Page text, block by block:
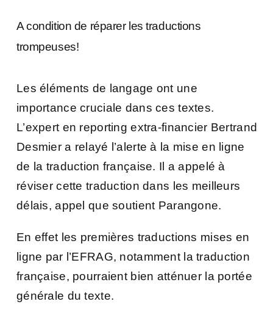
A condition de réparer les traductions
trompeuses!
Les éléments de langage ont une
importance cruciale dans ces textes.
L’expert en reporting extra-financier Bertrand
Desmier a relayé l’alerte à la mise en ligne
de la traduction française. Il a appelé à
réviser cette traduction dans les meilleurs
délais, appel que soutient Parangone.
En effet les premières traductions mises en
ligne par l’EFRAG, notamment la traduction
française, pourraient bien atténuer la portée
générale du texte.